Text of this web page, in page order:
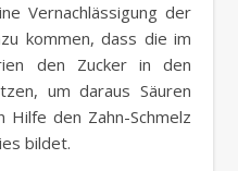
Vernachlässigung der
kommen, dass die im
den Zucker in den
um daraus Säuren
den Zahn-Schmelz
bildet.